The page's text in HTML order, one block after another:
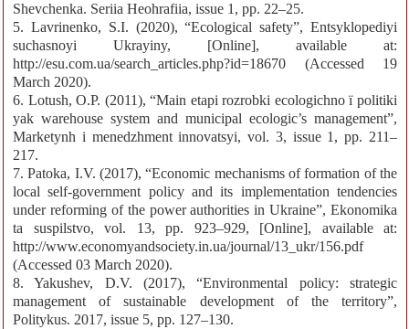
Shevchenka. Seriia Heohrafiia, issue 1, pp. 22–25.
5. Lavrinenko, S.I. (2020), “Ecological safety”, Entsyklopediyi
suchasnoyi Ukrayiny, [Online], available at:
http://esu.com.ua/search_articles.php?id=18670 (Accessed 19
March 2020).
6. Lotush, O.P. (2011), “Main etapi rozrobki ecologichno ї polіtiki
yak warehouse system and municipal ecologic’s management”,
Marketynh i menedzhment innovatsyi, vol. 3, issue 1, pp. 211–
217.
7. Patoka, I.V. (2017), “Economic mechanisms of formation of the
local self-government policy and its implementation tendencies
under reforming of the power authorities in Ukraine”, Ekonomika
ta suspilstvo, vol. 13, pp. 923–929, [Online], available at:
http://www.economyandsociety.in.ua/journal/13_ukr/156.pdf
(Accessed 03 March 2020).
8. Yakushev, D.V. (2017), “Environmental policy: strategic
management of sustainable development of the territory”,
Politykus. 2017, issue 5, pp. 127–130.